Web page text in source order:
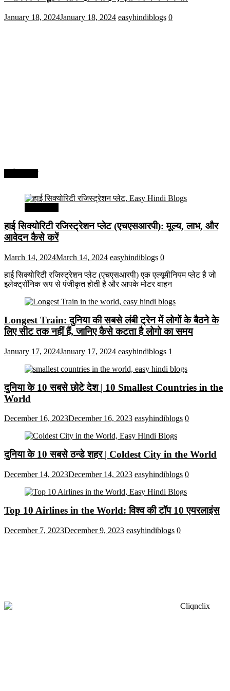
January 18, 2024January 18, 2024 easyhindiblogs 0
हाई सिक्योरिटी रजिस्ट्रेशन प्लेट (एचएसआरपी): मूल्य, लाभ, और
आवेदन कैसे करें
March 14, 2024March 14, 2024 easyhindiblogs 0
हाई सिक्योरिटी रजिस्ट्रेशन प्लेट (एचएसआरपी) एक एल्यूमीनियम प्लेट है जो
इलेक्ट्रॉनिक रूप से पंजीकृत होती है और आपके मोटर वाहन
Longest Train: दुनिया की सबसे लंबी ट्रेन में लोगों के बैठने के
लिए सीट तक ​​नहीं हैं, जानिए कैसे कटता है लोगो का समय
January 17, 2024January 17, 2024 easyhindiblogs 1
दुनिया के 10 सबसे छोटे देश | 10 Smallest Countries in the
World
December 16, 2023December 16, 2023 easyhindiblogs 0
दुनिया के 10 सबसे ठन्डे शहर | Coldest City in the World
December 14, 2023December 14, 2023 easyhindiblogs 0
Top 10 Airlines in the World: विश्व की टॉप 10 एयरलाइंस
December 7, 2023December 9, 2023 easyhindiblogs 0